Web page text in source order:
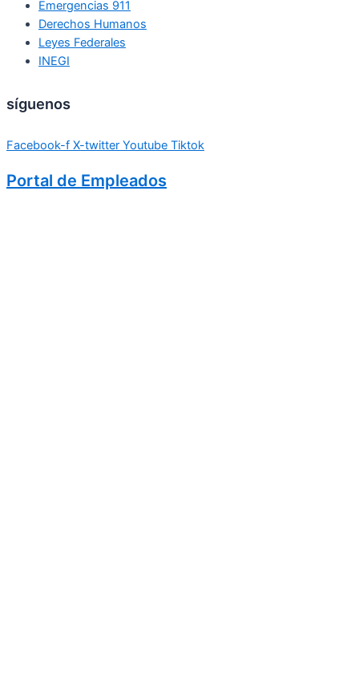
Emergencias 911
Derechos Humanos
Leyes Federales
INEGI
síguenos
Facebook-f X-twitter Youtube Tiktok
Portal de Empleados